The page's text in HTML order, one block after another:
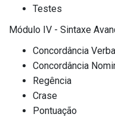
Testes
Módulo IV - Sintaxe
Concordância
Concordância
Regência
Crase
Pontuação